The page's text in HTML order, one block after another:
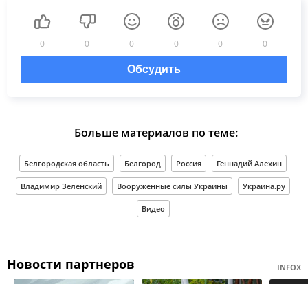
0 0 0 0 0 0
Обсудить
Больше материалов по теме:
Белгородская область Белгород Россия Геннадий Алехин
Владимир Зеленский Вооруженные силы Украины Украина.ру
Видео
Новости партнеров INFOX